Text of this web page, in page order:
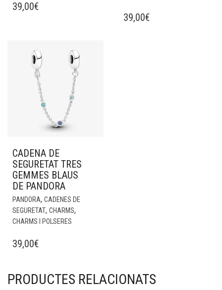
39,00€
39,00€
CADENA DE
SEGURETAT TRES
GEMMES BLAUS
DE PANDORA
PANDORA, CADENES DE
SEGURETAT, CHARMS,
CHARMS I POLSERES
39,00€
PRODUCTES RELACIONATS